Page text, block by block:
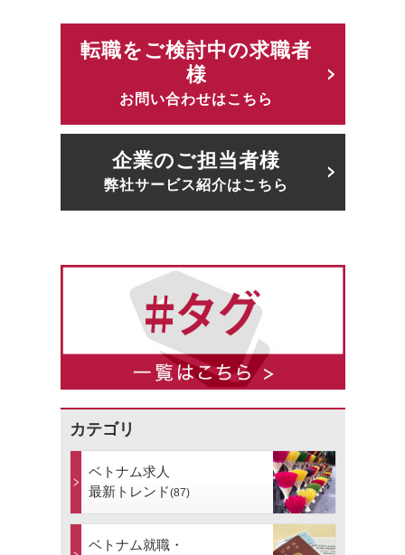
転職をご検討中の求職者
様
お問い合わせはこちら
企業のご担当者様
弊社サービス紹介はこちら
カテゴリ
ベトナム求人
最新トレンド(87)
ベトナム就職・